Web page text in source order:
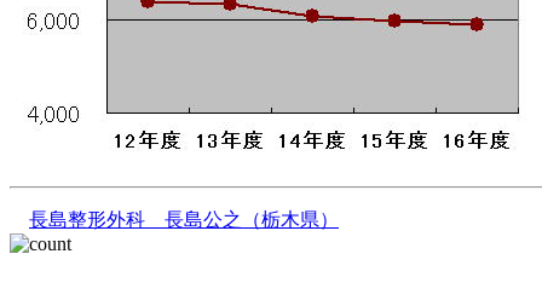
長島整形外科 長島公之（栃木県）